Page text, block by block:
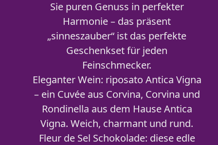
Sie puren Genuss in perfekter
Harmonie – das präsent
„sinneszauber“ ist das perfekte
Geschenkset für jeden
Feinschmecker.
Eleganter Wein: riposato Antica Vigna
– ein Cuvée aus Corvina, Corvina und
Rondinella aus dem Hause Antica
Vigna. Weich, charmant und rund.
Fleur de Sel Schokolade: diese edle